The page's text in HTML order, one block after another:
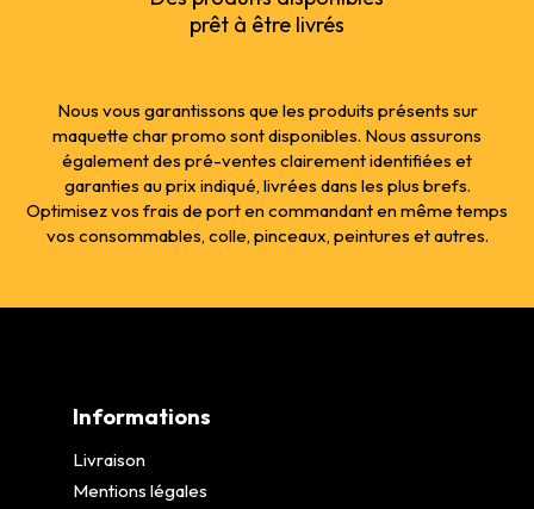
prêt à être livrés
Nous vous garantissons que les produits présents sur
maquette char promo sont disponibles. Nous assurons
également des pré-ventes clairement identifiées et
garanties au prix indiqué, livrées dans les plus brefs.
Optimisez vos frais de port en commandant en même temps
vos consommables, colle, pinceaux, peintures et autres.
Informations
Livraison
Mentions légales